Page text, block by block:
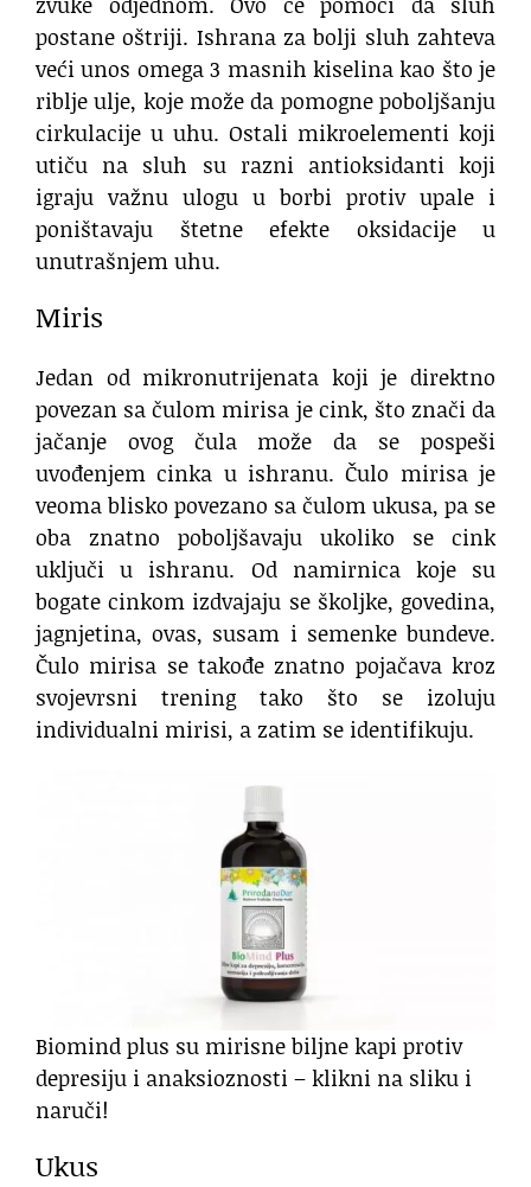
postane oštriji. Ishrana za bolji sluh zahteva
veći unos omega 3 masnih kiselina kao što je
riblje ulje, koje može da pomogne poboljšanju
cirkulacije u uhu. Ostali mikroelementi koji
utiču na sluh su razni antioksidanti koji
igraju važnu ulogu u borbi protiv upale i
poništavaju štetne efekte oksidacije u
unutrašnjem uhu.
Miris
Jedan od mikronutrijenata koji je direktno
povezan sa čulom mirisa je cink, što znači da
jačanje ovog čula može da se pospeši
uvođenjem cinka u ishranu. Čulo mirisa je
veoma blisko povezano sa čulom ukusa, pa se
oba znatno poboljšavaju ukoliko se cink
uključi u ishranu. Od namirnica koje su
bogate cinkom izdvajaju se školjke, govedina,
jagnjetina, ovas, susam i semenke bundeve.
Čulo mirisa se takođe znatno pojačava kroz
svojevrsni trening tako što se izoluju
individualni mirisi, a zatim se identifikuju.
Biomind plus su mirisne biljne kapi protiv
depresiju i anaksioznosti – klikni na sliku i
naruči!
Ukus